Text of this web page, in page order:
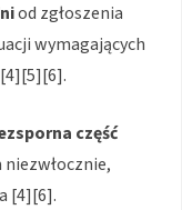
od zgłoszenia
wymagających
część
[4][6].